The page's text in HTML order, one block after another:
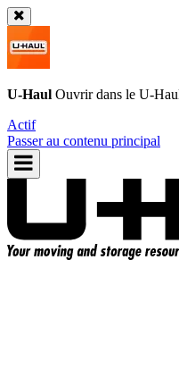
U-Haul Ouvrir dans le U-
Actif
Passer au contenu principal